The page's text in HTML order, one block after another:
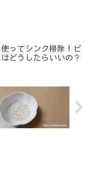
ってシンク掃除！ピ
どうしたらいいの？